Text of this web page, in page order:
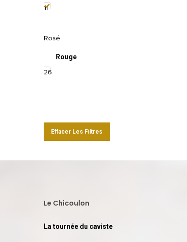
11
Rosé
Rouge
26
Effacer Les Filtres
Le Chicoulon
La tournée du caviste